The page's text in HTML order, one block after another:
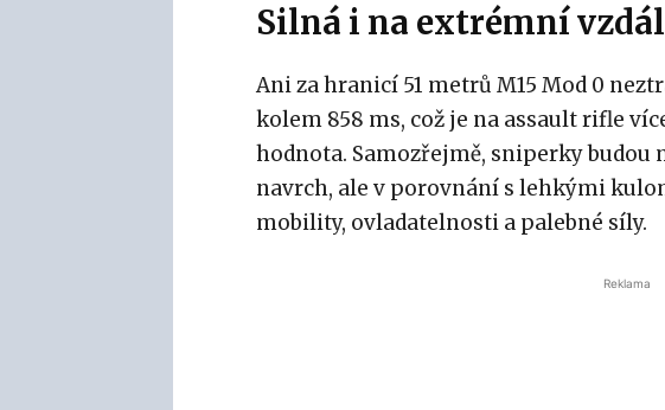
Silná i na extrémní
Ani za hranicí 51 metrů M15 Mod 0
kolem 858 ms, což je na assault rifle
hodnota. Samozřejmě, sniperky
navrch, ale v porovnání s lehkými
mobility, ovladatelnosti a palebné síly.
Reklama